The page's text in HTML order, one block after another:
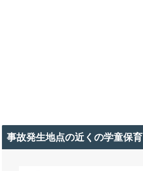
事故発生地点の近くの学童保育